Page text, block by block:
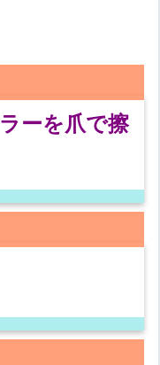
ーを爪で擦